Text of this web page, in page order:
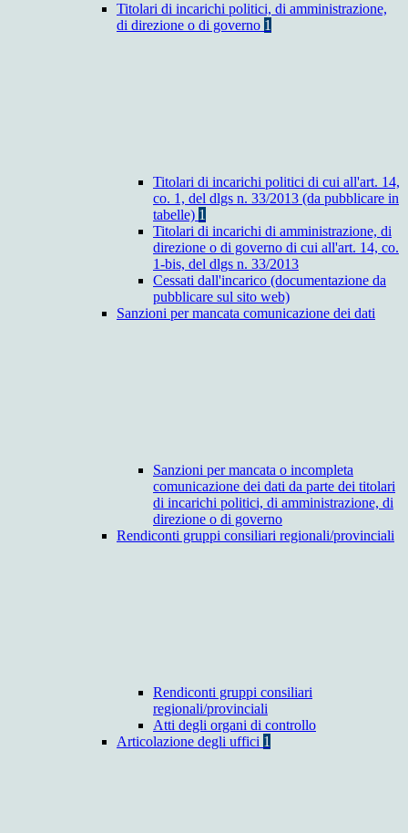
Titolari di incarichi politici, di amministrazione,
di direzione o di governo 1
Titolari di incarichi politici di cui all'art. 14,
co. 1, del dlgs n. 33/2013 (da pubblicare in
tabelle) 1
Titolari di incarichi di amministrazione, di
direzione o di governo di cui all'art. 14, co.
1-bis, del dlgs n. 33/2013
Cessati dall'incarico (documentazione da
pubblicare sul sito web)
Sanzioni per mancata comunicazione dei dati
Sanzioni per mancata o incompleta
comunicazione dei dati da parte dei titolari
di incarichi politici, di amministrazione, di
direzione o di governo
Rendiconti gruppi consiliari regionali/provinciali
Rendiconti gruppi consiliari
regionali/provinciali
Atti degli organi di controllo
Articolazione degli uffici 1